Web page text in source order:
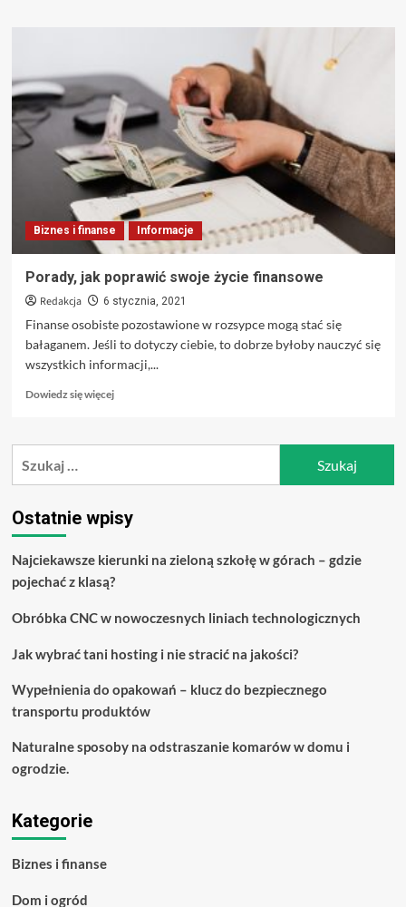
pomogą
Ci
z
Twoim
osobistym
budżetem
Biznes i finanse Informacje
Porady, jak poprawić swoje życie finansowe
Redakcja 6 stycznia, 2021
Finanse osobiste pozostawione w rozsypce mogą stać się
bałaganem. Jeśli to dotyczy ciebie, to dobrze byłoby nauczyć się
wszystkich informacji,...
Dowiedz się więcejDowiedz
o
swoje
życie
Ostatnie wpisy
Najciekawsze kierunki na zieloną szkołę w górach – gdzie
pojechać z klasą?
Obróbka CNC w nowoczesnych liniach technologicznych
Jak wybrać tani hosting i nie stracić na jakości?
Wypełnienia do opakowań – klucz do bezpiecznego
transportu produktów
Naturalne sposoby na odstraszanie komarów w domu i
ogrodzie.
Kategorie
Biznes i finanse
Dom i ogród